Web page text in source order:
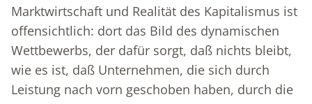
Marktwirtschaft und Realität des Kapitalismus ist
offensichtlich: dort das Bild des dynamischen
Wettbewerbs, der dafür sorgt, daß nichts bleibt,
wie es ist, daß Unternehmen, die sich durch
Leistung nach vorn geschoben haben, durch die